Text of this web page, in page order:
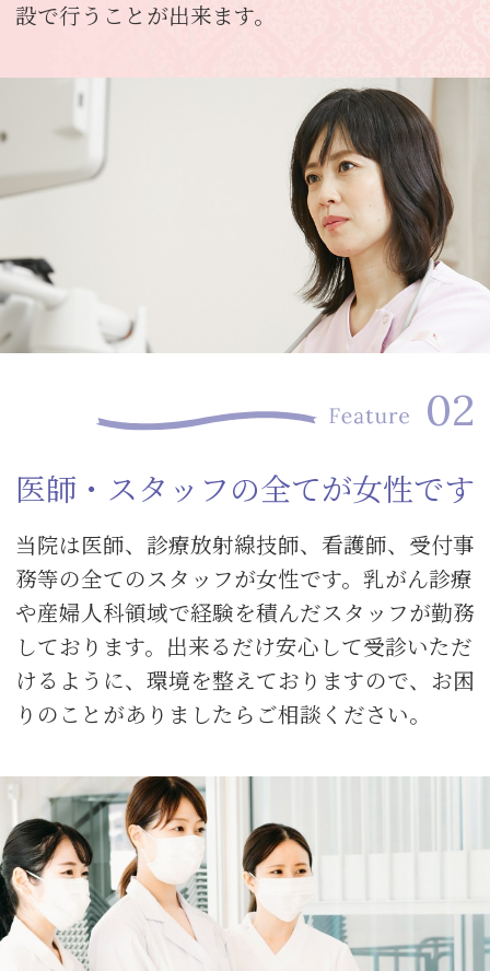
設で行うことが出来ます。
医師・スタッフの全てが女性です
当院は医師、診療放射線技師、看護師、受付事
務等の全てのスタッフが女性です。乳がん診療
や産婦人科領域で経験を積んだスタッフが勤務
しております。出来るだけ安心して受診いただ
けるように、環境を整えておりますので、お困
りのことがありましたらご相談ください。